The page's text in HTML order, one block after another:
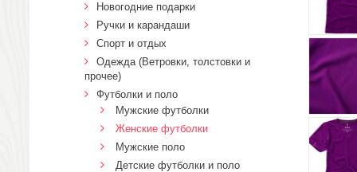
Новогодние подарки
Ручки и карандаши
Спорт и отдых
Одежда (Ветровки, толстовки и
прочее)
Футболки и поло
Мужские футболки
Женские футболки
Мужские поло
Детские футболки и поло